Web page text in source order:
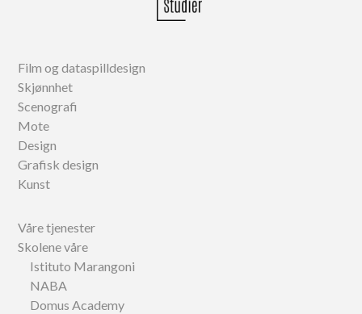
Film og dataspilldesign
Skjønnhet
Scenografi
Mote
Design
Grafisk design
Kunst
Våre tjenester
Skolene våre
Istituto Marangoni
NABA
Domus Academy